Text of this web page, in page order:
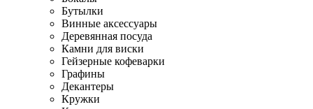
Бутылки
Винные аксессуары
Деревянная посуда
Камни для виски
Гейзерные кофеварки
Графины
Декантеры
Кружки